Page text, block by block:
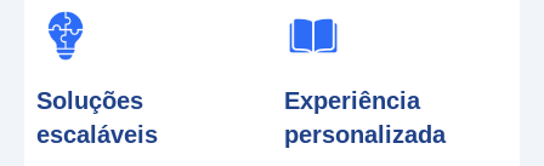
Soluções
escaláveis
Experiência
personalizada